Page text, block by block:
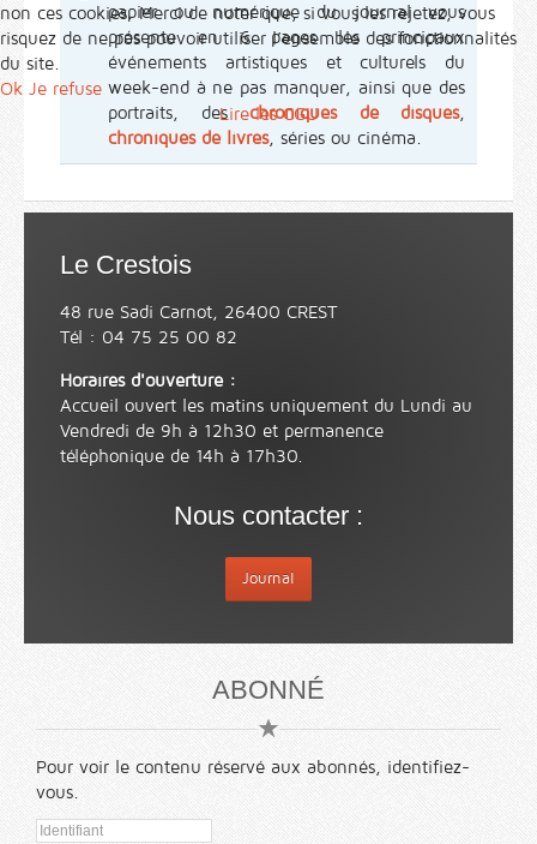
papier ou numérique du journal vous
présente en 6 pages les principaux
événements artistiques et culturels du
week-end à ne pas manquer, ainsi que des
portraits, deschroniques de disques,
chroniques de livres, séries ou cinéma.
Le Crestois
48 rue Sadi Carnot, 26400 CREST
Tél : 04 75 25 00 82
Horaires d'ouverture :
Accueil ouvert les matins uniquement du Lundi au
Vendredi de 9h à 12h30 et permanence
téléphonique de 14h à 17h30.
Nous contacter :
Journal
ABONNÉ
Pour voir le contenu réservé aux abonnés, identifiez-
vous.
non ces cookies. Merci de noter que, si vous les rejetez, vous
risquez de ne pas pouvoir utiliser l’ensemble des fonctionnalités
du site.
Ok Je refuse
Lire les CGU